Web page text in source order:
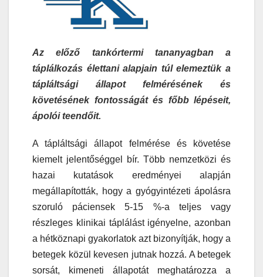
Az előző tankórtermi tananyagban a
táplálkozás élettani alapjain túl elemeztük a
tápláltsági állapot felmérésének és
követésének fontosságát és főbb lépéseit,
ápolói teendőit.
A tápláltsági állapot felmérése és követése
kiemelt jelentőséggel bír. Több nemzetközi és
hazai kutatások eredményei alapján
megállapították, hogy a gyógyintézeti ápolásra
szoruló páciensek 5-15 %-a teljes vagy
részleges klinikai táplálást igényelne, azonban
a hétköznapi gyakorlatok azt bizonyítják, hogy a
betegek közül kevesen jutnak hozzá. A betegek
sorsát, kimeneti állapotát meghatározza a